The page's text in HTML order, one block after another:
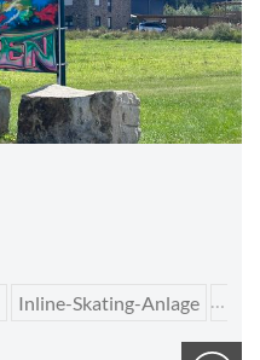
Inline-Skating-Anlage